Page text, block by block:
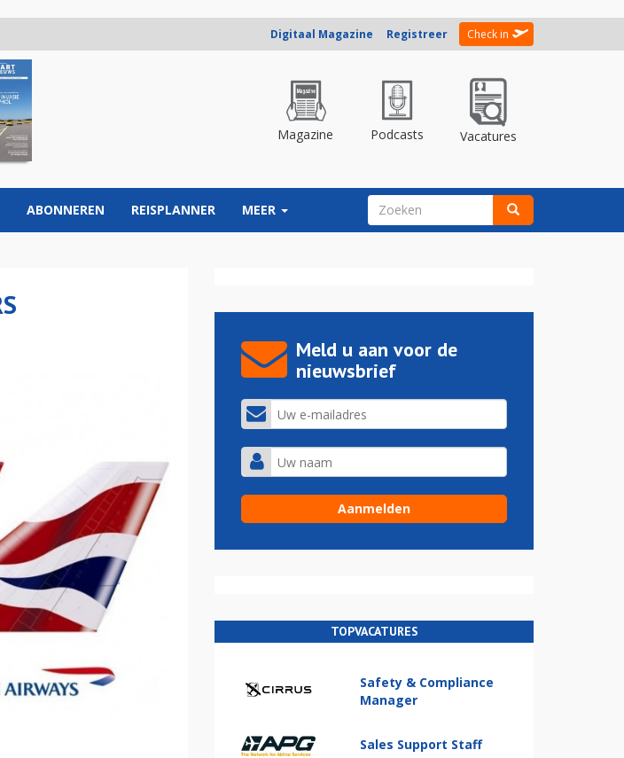
Digitaal Magazine Registreer Check in
Magazine Podcasts Vacatures
ABONNEREN REISPLANNER MEER ZOEKVELD
Meld u aan voor de
nieuwsbrief
TOPVACATURES
Safety & Compliance
Manager
Sales Support Staff